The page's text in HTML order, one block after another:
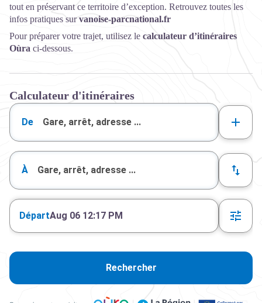
tout en préservant ce territoire d’exception. Retrouvez toutes les
infos pratiques survanoise-parcnational.fr
Pour préparer votre trajet, utilisez le calculateur d’itinéraires
Oùra ci-dessous.
Calculateur d'itinéraires
De
À
DépartAug 06 12:17 PM
Rechercher